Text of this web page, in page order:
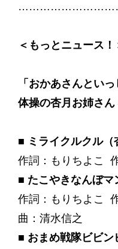
＜もっとニュース！
「おかあさんといっ
体操の杏月お姉さん
■ ミライクルクル（
作詞：もりちよこ
■ たこやきなんぼマ
作詞：もりちよこ
曲：清水信之
■ おまめ戦隊ビビン